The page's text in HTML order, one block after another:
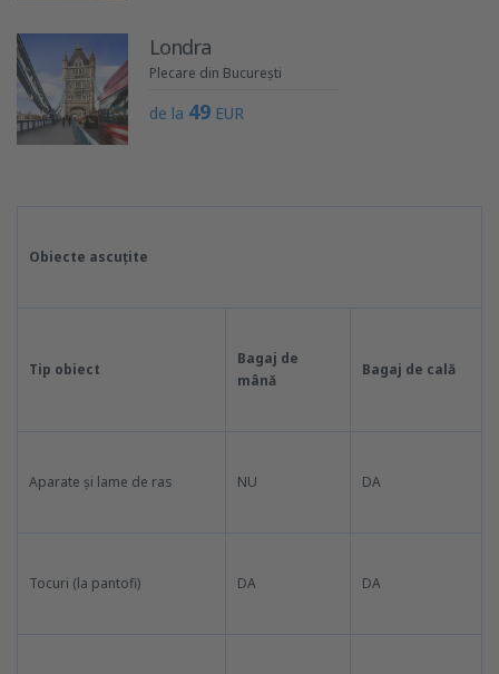
Londra
Plecare din București
de la 49 EUR
Obiecte ascuțite
Tip obiect
Bagaj de
mână
Bagaj de cală
Aparate și lame de ras NU DA
Tocuri (la pantofi) DA DA